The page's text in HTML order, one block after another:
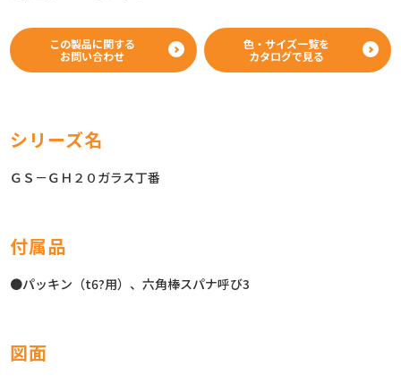
この製品に関する
お問い合わせ
色・サイズ一覧を
カタログで見る
シリーズ名
ＧＳ－ＧＨ２０ガラス丁番
付属品
●パッキン（t6?用）、六角棒スパナ呼び3
図面